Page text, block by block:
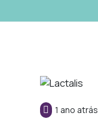
1 ano atrás